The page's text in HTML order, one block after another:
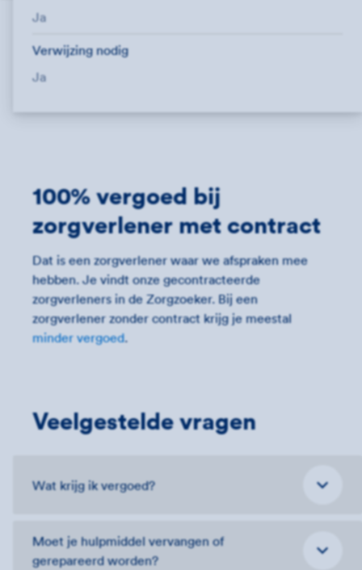
Ja
Verwijzing nodig
Ja
100% vergoed bij
zorgverlener met contract
Dat is een zorgverlener waar we afspraken mee
hebben. Je vindt onze gecontracteerde
zorgverleners in de Zorgzoeker. Bij een
zorgverlener zonder contract krijg je meestal
minder vergoed.
Veelgestelde vragen
Wat krijg ik vergoed?
Moet je hulpmiddel vervangen of
gerepareerd worden?